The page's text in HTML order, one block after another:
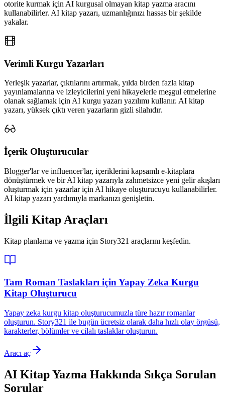
otorite kurmak için AI kurgusal olmayan kitap yazma aracını
kullanabilirler. AI kitap yazarı, uzmanlığınızı hassas bir şekilde
yakalar.
Verimli Kurgu Yazarları
Yerleşik yazarlar, çıktılarını artırmak, yılda birden fazla kitap
yayınlamalarına ve izleyicilerini yeni hikayelerle meşgul etmelerine
olanak sağlamak için AI kurgu yazarı yazılımı kullanır. AI kitap
yazarı, yüksek çıktı veren yazarların gizli silahıdır.
İçerik Oluşturucular
Blogger'lar ve influencer'lar, içeriklerini kapsamlı e-kitaplara
dönüştürmek ve bir AI kitap yazarıyla zahmetsizce yeni gelir akışları
oluşturmak için yazarlar için AI hikaye oluşturucuyu kullanabilirler.
AI kitap yazarı yardımıyla markanızı genişletin.
İlgili Kitap Araçları
Kitap planlama ve yazma için Story321 araçlarını keşfedin.
Tam Roman Taslakları için Yapay Zeka Kurgu
Kitap Oluşturucu
Yapay zeka kurgu kitap oluşturucumuzla türe hazır romanlar
oluşturun. Story321 ile bugün ücretsiz olarak daha hızlı olay örgüsü,
karakterler, bölümler ve cilalı taslaklar oluşturun.
Aracı aç
AI Kitap Yazma Hakkında Sıkça Sorulan
Sorular